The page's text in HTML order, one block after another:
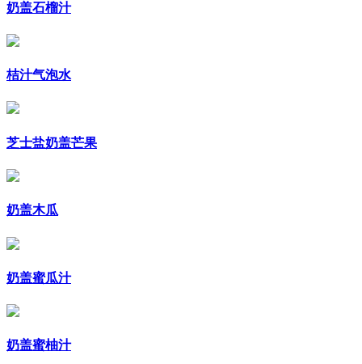
奶盖石榴汁
桔汁气泡水
芝士盐奶盖芒果
奶盖木瓜
奶盖蜜瓜汁
奶盖蜜柚汁